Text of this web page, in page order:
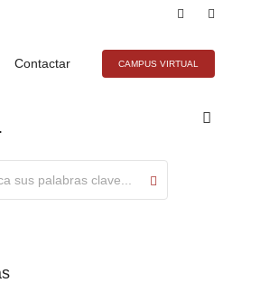
Contactar CAMPUS VIRTUAL